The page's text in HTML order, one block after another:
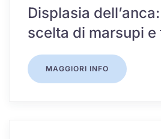
Displasia
scelta di marsupi e
MAGGIORI INFO